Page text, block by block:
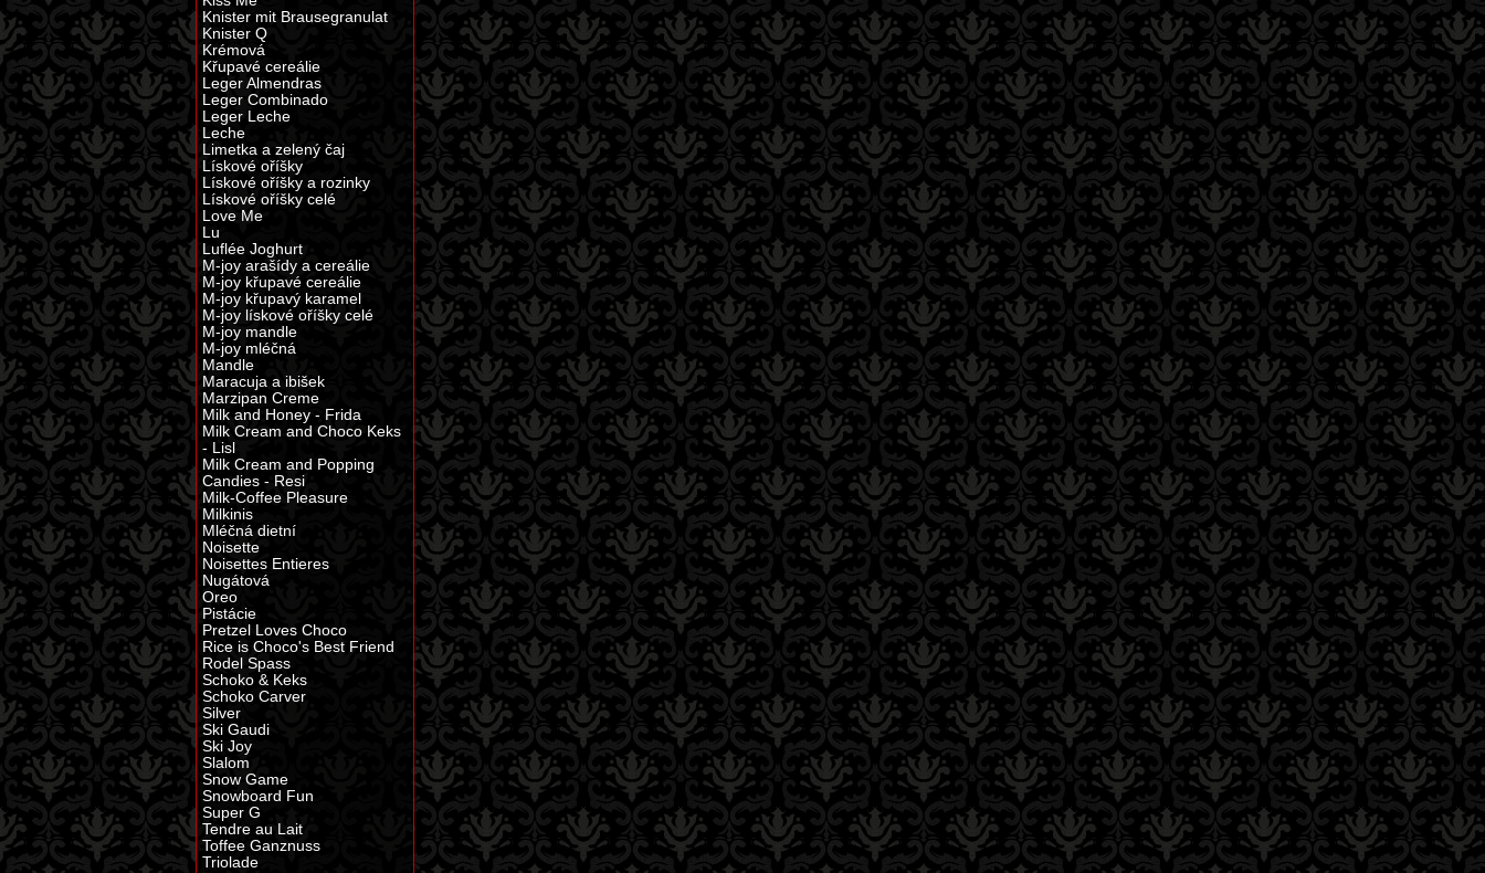
Knister mit Brausegranulat
Knister Q
Krémová
Křupavé cereálie
Leger Almendras
Leger Combinado
Leger Leche
Leche
Limetka a zelený čaj
Lískové oříšky
Lískové oříšky a rozinky
Lískové oříšky celé
Love Me
Lu
Luflée Joghurt
M-joy arašídy a cereálie
M-joy křupavé cereálie
M-joy křupavý karamel
M-joy lískové oříšky celé
M-joy mandle
M-joy mléčná
Mandle
Maracuja a ibišek
Marzipan Creme
Milk and Honey - Frida
Milk Cream and Choco Keks
- Lisl
Milk Cream and Popping
Candies - Resi
Milk-Coffee Pleasure
Milkinis
Mléčná dietní
Noisette
Noisettes Entieres
Nugátová
Oreo
Pistácie
Pretzel Loves Choco
Rice is Choco's Best Friend
Rodel Spass
Schoko & Keks
Schoko Carver
Silver
Ski Gaudi
Ski Joy
Slalom
Snow Game
Snowboard Fun
Super G
Tendre au Lait
Toffee Ganznuss
Triolade